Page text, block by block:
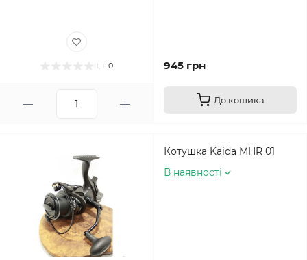
0 945 грн
До кошика
Котушка Kaida MHR 01
В наявності